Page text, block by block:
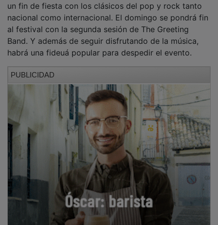
un fin de fiesta con los clásicos del pop y rock tanto
nacional como internacional. El domingo se pondrá fin
al festival con la segunda sesión de The Greeting
Band. Y además de seguir disfrutando de la música,
habrá una fideuá popular para despedir el evento.
PUBLICIDAD